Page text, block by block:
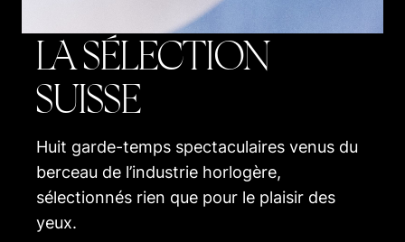
LA SÉLECTION
SUISSE
Huit garde-temps spectaculaires venus du
berceau de l’industrie horlogère,
sélectionnés rien que pour le plaisir des
yeux.